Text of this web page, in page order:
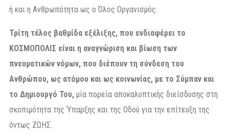
ή και η Ανθρωπότητα ως ο Όλος Οργανισμός.
Τρίτη τέλος βαθμίδα εξέλιξης, που ενδιαφέρει το
ΚΟΣΜΟΠΟΛΙΣ είναι η αναγνώριση και βίωση των
πνευματικών νόμων, που διέπουν τη σύνδεση του
Ανθρώπου, ως ατόμου και ως κοινωνίας, με το Σύμπαν και
το Δημιουργό Του, μία πορεία αποκαλυπτικής διείσδυσης στη
σκοπιμότητα της Ύπαρξης και της Οδού για την επίτευξη της
όντως ΖΩΗΣ.